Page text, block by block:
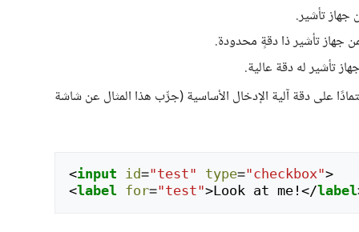
جهاز تأشير.
جهاز تأشير ذا دقةٍ محدودة.
تأشير له دقة عالية.
على دقة آلية الإدخال الأساسية (جرِّب هذا المثال عن شاشة
<input id="test" type="checkbox">
<label for="test">Look at me! </label